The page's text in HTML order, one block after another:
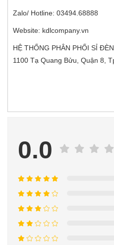
Zalo/ Hotline: 03494.68888
Website: kdlcompany.vn
HỆ THỐNG PHÂN PHỐI SỈ
1100 Tạ Quang Bửu, Quận 8,
0.0